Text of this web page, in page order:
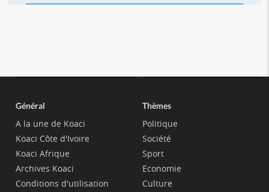
Général
A la une de Koaci
Koaci Côte d'Ivoire
Koaci Afrique
Archives Koaci
Conditions d'utilisation
Thèmes
Politique
Société
Sport
Economie
Culture